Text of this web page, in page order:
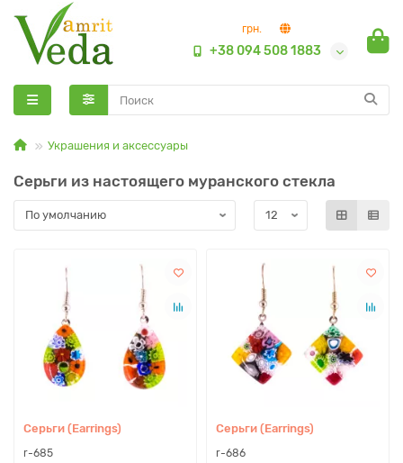
грн.
+38 094 508 1883
Украшения и аксессуары
Серьги из настоящего муранского стекла
Серьги (Earrings)
r-685
Серьги (Earrings)
r-686